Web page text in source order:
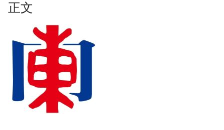
a
热门评论
摘要与附加信息
附加信息 [Processed Page
Metadata]
正文